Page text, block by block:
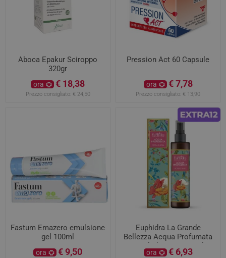
Aboca Epakur Sciroppo
320gr
ora € 18,38
Prezzo consigliato: € 24,50
Pression Act 60 Capsule
ora € 7,78
Prezzo consigliato: € 13,90
Fastum Emazero emulsione
gel 100ml
ora € 9,50
Euphidra La Grande
Bellezza Acqua Profumata
Petali di Rosa 125 ml
ora € 6,93